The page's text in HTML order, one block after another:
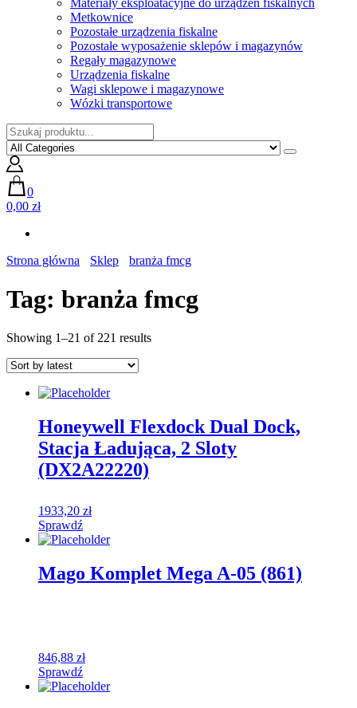
Metkownice
Pozostałe urządzenia fiskalne
Pozostałe wyposażenie sklepów i magazynów
Regały magazynowe
Urządzenia fiskalne
Wagi sklepowe i magazynowe
Wózki transportowe
0
0,00 zł
Strona główna Sklep branża fmcg
Tag: branża fmcg
Showing 1–21 of 221 results
Honeywell Flexdock Dual Dock,
Stacja Ładująca, 2 Sloty
(DX2A22220)
1933,20 zł
Sprawdź
Mago Komplet Mega A-05 (861)
846,88 zł
Sprawdź